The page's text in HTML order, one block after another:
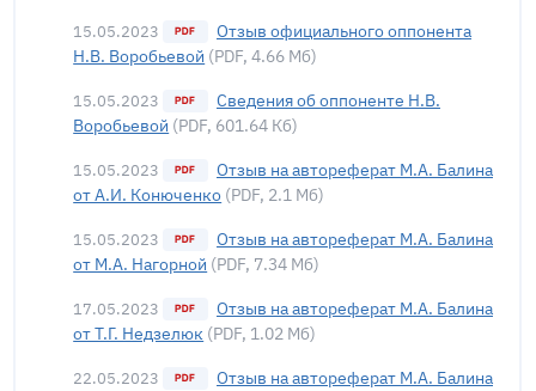
15.05.2023
Отзыв официального оппонента
Н.В. Воробьевой (PDF, 4.66 Мб)
15.05.2023
Сведения об оппоненте Н.В.
Воробьевой (PDF, 601.64 Кб)
15.05.2023
Отзыв на автореферат М.А. Балина
от А.И. Конюченко (PDF, 2.1 Мб)
15.05.2023
Отзыв на автореферат М.А. Балина
от М.А. Нагорной (PDF, 7.34 Мб)
17.05.2023
Отзыв на автореферат М.А. Балина
от Т.Г. Недзелюк (PDF, 1.02 Мб)
22.05.2023
Отзыв на автореферат М.А. Балина